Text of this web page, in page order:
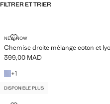
FILTRER ET TRIER
NEW NOW
Chemise droite mélange coton et
CHEMISE DROITE MÉLANGE
Prix actuel [399,00 MAD ]
399,00 MAD
+1
+1 couleur
DISPONIBLE PLUS